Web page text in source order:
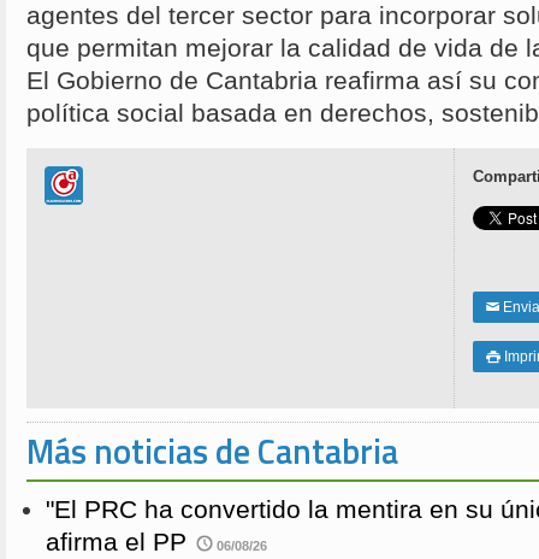
agentes del tercer sector para incorporar
que permitan mejorar la calidad de vida de
El Gobierno de Cantabria reafirma así su
política social basada en derechos,
✉

Más noticias de Cantabria
"El PRC ha convertido la mentira en su
afirma el PP
06/08/26